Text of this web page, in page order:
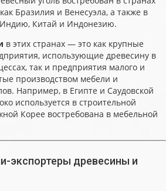
Бразилия и Венесуэла, а также в
Китай и Индонезию.
в этих странах — это как крупные
использующие древесину в
так и предприятия малого и
производством мебели и
Например, в Египте и Саудовской
используется в строительной
Корее востребована в мебельной
экспортеры древесины и